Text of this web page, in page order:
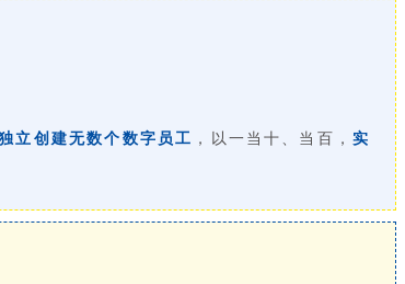
立创建无数个数字员工 ，以一当十、当百，实